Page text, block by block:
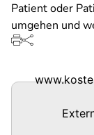
Patient oder
umgehen und